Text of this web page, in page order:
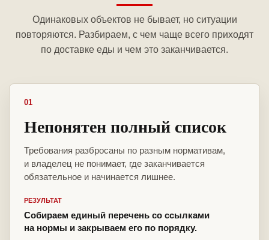
Одинаковых объектов не бывает, но ситуации
повторяются. Разбираем, с чем чаще всего приходят
по доставке еды и чем это заканчивается.
01
Непонятен полный список
Требования разбросаны по разным нормативам,
и владелец не понимает, где заканчивается
обязательное и начинается лишнее.
РЕЗУЛЬТАТ
Собираем единый перечень со ссылками
на нормы и закрываем его по порядку.